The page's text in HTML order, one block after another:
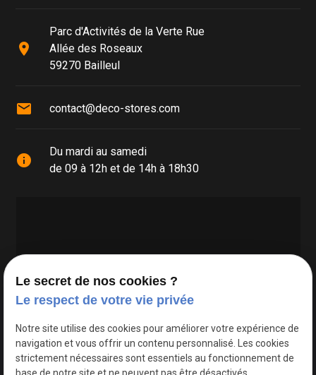
place
Parc d'Activités de la Verte Rue
Allée des Roseaux
59270 Bailleul
mail contact@deco-stores.com
info
Du mardi au samedi
de 09 à 12h et de 14h à 18h30
Google Maps Search API est désactivé.
Le secret de nos cookies ?
Le respect de votre vie privée
Notre site utilise des cookies pour améliorer votre expérience de
navigation et vous offrir un contenu personnalisé. Les cookies
strictement nécessaires sont essentiels au fonctionnement de